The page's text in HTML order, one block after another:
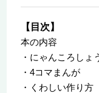
【目次】
本の内容
・にゃんころしょ
・4コマまんが
・くわしい作り方